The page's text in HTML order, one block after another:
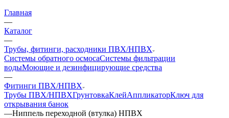
Главная
—
Каталог
—
Трубы, фитинги, расходники ПВХ/НПВХ
Системы обратного осмосаСистемы фильтрации
водыМоющие и дезинфицирующие средства
—
Фитинги ПВХ/НПВХ
Трубы ПВХ/НПВХГрунтовкаКлейАппликаторКлюч для
открывания банок
—Ниппель переходной (втулка) НПВХ